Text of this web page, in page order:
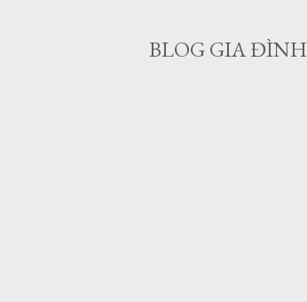
BLOG GIA ĐÌNH